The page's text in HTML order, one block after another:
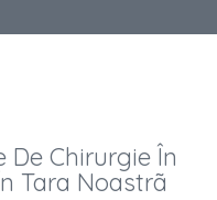
De Chirurgie În
Tara Noastrã